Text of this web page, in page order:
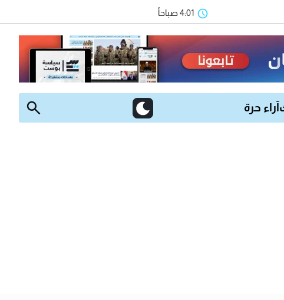
4:01 صباحاً
آراء حرة